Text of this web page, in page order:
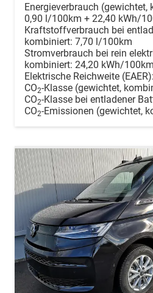
Energieverbrauch (gewichtet,
0,90 l/100km + 22,40 kWh/
Kraftstoffverbrauch bei
kombiniert: 7,70 l/100km
Stromverbrauch bei rein
kombiniert: 24,20 kWh/100km
Elektrische Reichweite (EAER):
CO2-Klasse (gewichtet,
CO2-Klasse bei entladener
CO2-Emissionen (gewichtet,